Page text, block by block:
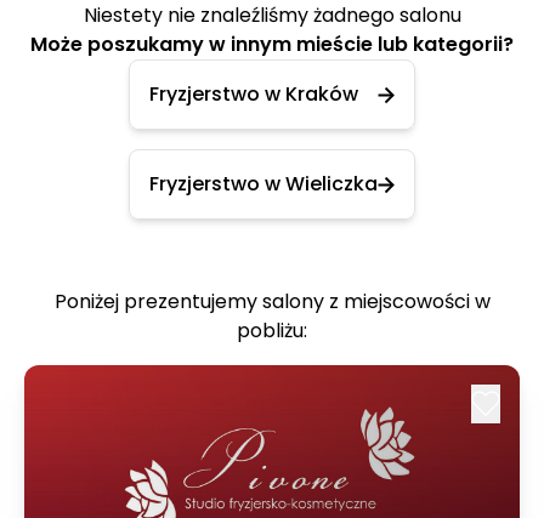
Niestety nie znaleźliśmy żadnego salonu
Może poszukamy w innym mieście lub kategorii?
Fryzjerstwo w Kraków
Fryzjerstwo w Wieliczka
Poniżej prezentujemy salony z miejscowości w
pobliżu: